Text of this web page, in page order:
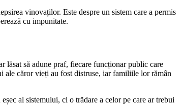
vinovaților. Este despre un sistem care a permis
cu impunitate.
lăsat să adune praf, fiecare funcționar public care
ale căror vieți au fost distruse, iar familiile lor rămân
al sistemului, ci o trădare a celor pe care ar trebui